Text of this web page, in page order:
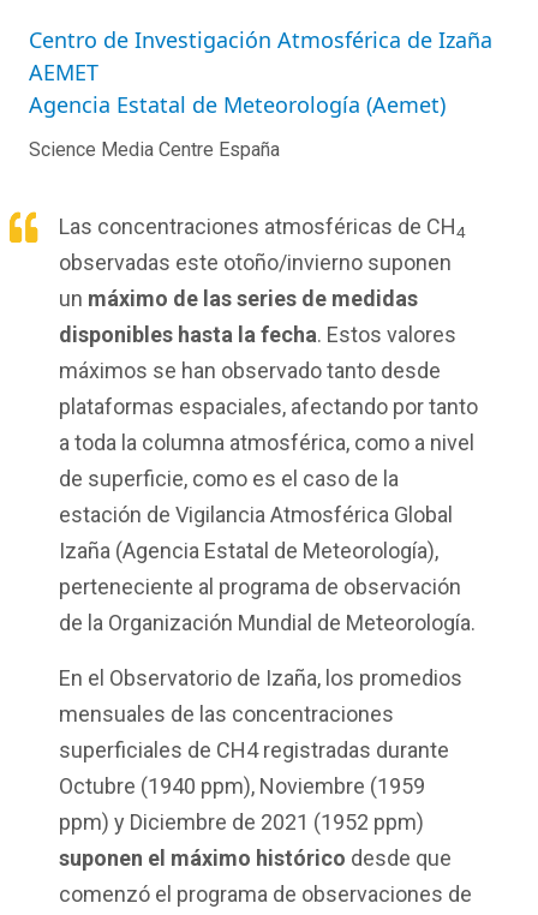
Centro de Investigación Atmosférica de Izaña
AEMET
Agencia Estatal de Meteorología (Aemet)
Science Media Centre España
Las concentraciones atmosféricas de CH4
observadas este otoño/invierno suponen
un máximo de las series de medidas
disponibles hasta la fecha. Estos valores
máximos se han observado tanto desde
plataformas espaciales, afectando por tanto
a toda la columna atmosférica, como a nivel
de superficie, como es el caso de la
estación de Vigilancia Atmosférica Global
Izaña (Agencia Estatal de Meteorología),
perteneciente al programa de observación
de la Organización Mundial de Meteorología.
En el Observatorio de Izaña, los promedios
mensuales de las concentraciones
superficiales de CH4 registradas durante
Octubre (1940 ppm), Noviembre (1959
ppm) y Diciembre de 2021 (1952 ppm)
suponen el máximo histórico desde que
comenzó el programa de observaciones de